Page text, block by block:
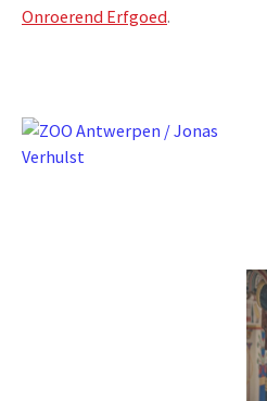
Onroerend Erfgoed.